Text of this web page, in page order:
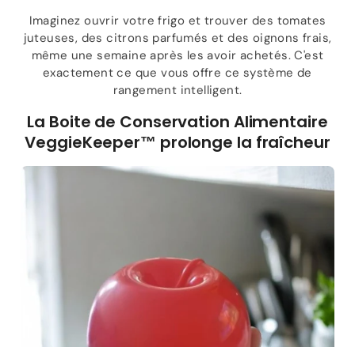
Imaginez ouvrir votre frigo et trouver des tomates
juteuses, des citrons parfumés et des oignons frais,
même une semaine après les avoir achetés. C'est
exactement ce que vous offre ce système de
rangement intelligent.
La Boite de Conservation Alimentaire
VeggieKeeper™ prolonge la fraîcheur